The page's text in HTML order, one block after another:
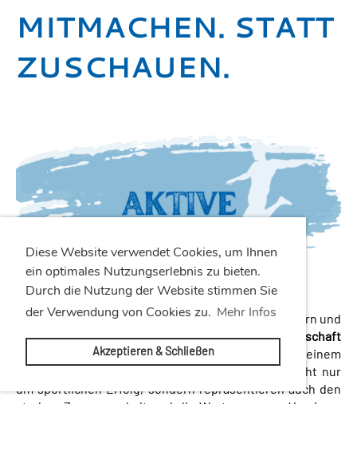
Diese Website verwendet Cookies, um Ihnen
ein optimales Nutzungserlebnis zu bieten.
Durch die Nutzung der Website stimmen Sie
der Verwendung von Cookies zu. Mehr Infos
Akzeptieren & Schließen
MITMACHEN. STATT
ZUSCHAUEN.
Mit einer gesunden Mischung aus erfahrenen Spielern und
jungen Talenten geht unsere1. und 2. Mannschaft
motiviert auf Punktejagd. Unterstützt von einem
engagierten Trainerteam, kämpfen die Aktiven nicht nur
um sportlichen Erfolg, sondern repräsentieren auch den
starken Zusammenhalt und die Werte unseres Vereins –